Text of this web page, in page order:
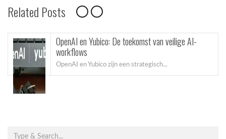
Related Posts
OpenAI en Yubico: De toekomst van veilige AI-
workflows
OpenAI en Yubico zijn een strategisch...